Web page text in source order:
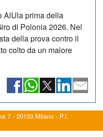
AlUla prima della
di Polonia 2026. Nel
della prova contro il
colto da un malore
7 - 20133 Milano - P.I.